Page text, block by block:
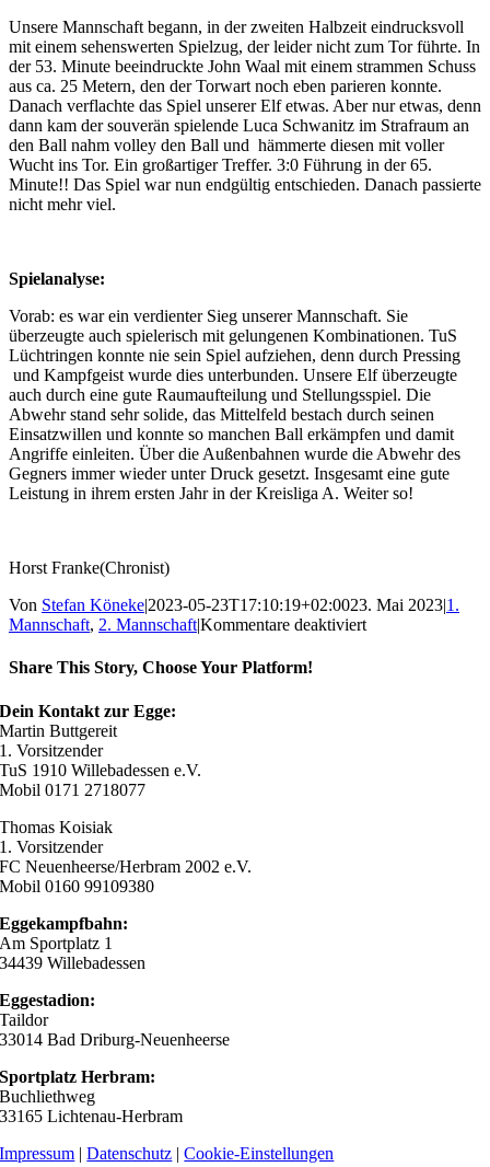
Unsere Mannschaft begann, in der zweiten Halbzeit eindrucksvoll
mit einem sehenswerten Spielzug, der leider nicht zum Tor führte. In
der 53. Minute beeindruckte John Waal mit einem strammen Schuss
aus ca. 25 Metern, den der Torwart noch eben parieren konnte.
Danach verflachte das Spiel unserer Elf etwas. Aber nur etwas, denn
dann kam der souverän spielende Luca Schwanitz im Strafraum an
den Ball nahm volley den Ball und hämmerte diesen mit voller
Wucht ins Tor. Ein großartiger Treffer. 3:0 Führung in der 65.
Minute!! Das Spiel war nun endgültig entschieden. Danach passierte
nicht mehr viel.
Spielanalyse:
Vorab: es war ein verdienter Sieg unserer Mannschaft. Sie
überzeugte auch spielerisch mit gelungenen Kombinationen. TuS
Lüchtringen konnte nie sein Spiel aufziehen, denn durch Pressing
und Kampfgeist wurde dies unterbunden. Unsere Elf überzeugte
auch durch eine gute Raumaufteilung und Stellungsspiel. Die
Abwehr stand sehr solide, das Mittelfeld bestach durch seinen
Einsatzwillen und konnte so manchen Ball erkämpfen und damit
Angriffe einleiten. Über die Außenbahnen wurde die Abwehr des
Gegners immer wieder unter Druck gesetzt. Insgesamt eine gute
Leistung in ihrem ersten Jahr in der Kreisliga A. Weiter so!
Horst Franke(Chronist)
Von Stefan Köneke|2023-05-23T17:10:19+02:0023. Mai 2023|1.
Mannschaft, 2. Mannschaft|Kommentare deaktiviertfür
Share This Story, Choose Your Platform!
Facebook
X
Reddit
LinkedIn
WhatsApp
Telegram
Tumblr
Pinterest
Vk
Xing
E-
Mail
Dein Kontakt zur Egge:
Martin Buttgereit
1. Vorsitzender
TuS 1910 Willebadessen e.V.
Mobil 0171 2718077
Thomas Koisiak
1. Vorsitzender
FC Neuenheerse/Herbram 2002 e.V.
Mobil 0160 99109380
Eggekampfbahn:
Am Sportplatz 1
34439 Willebadessen
Eggestadion:
Taildor
33014 Bad Driburg-Neuenheerse
Sportplatz Herbram:
Buchliethweg
33165 Lichtenau-Herbram
Impressum |Datenschutz |Cookie-Einstellungen